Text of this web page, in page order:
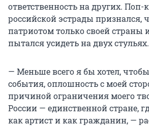
ответственность на других. Поп-
российской эстрады признался,
патриотом только своей страны
пытался усидеть на двух стульях.
— Меньше всего я бы хотел,
события, оплошность с моей
причиной ограничения моего
России — единственной стране,
как артист и как гражданин, —